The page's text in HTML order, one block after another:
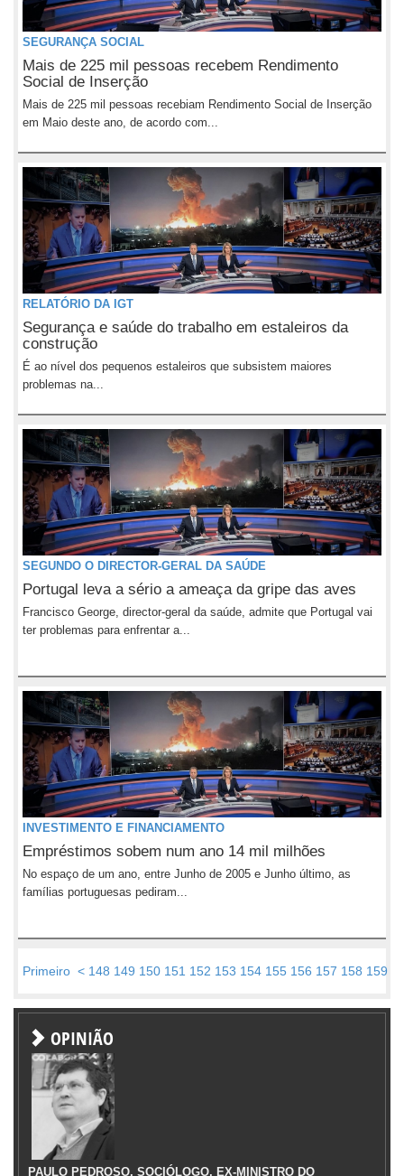
SEGURANÇA SOCIAL
Mais de 225 mil pessoas recebem Rendimento
Social de Inserção
Mais de 225 mil pessoas recebiam Rendimento Social de Inserção
em Maio deste ano, de acordo com...
RELATÓRIO DA IGT
Segurança e saúde do trabalho em estaleiros da
construção
É ao nível dos pequenos estaleiros que subsistem maiores
problemas na...
SEGUNDO O DIRECTOR-GERAL DA SAÚDE
Portugal leva a sério a ameaça da gripe das aves
Francisco George, director-geral da saúde, admite que Portugal vai
ter problemas para enfrentar a...
INVESTIMENTO E FINANCIAMENTO
Empréstimos sobem num ano 14 mil milhões
No espaço de um ano, entre Junho de 2005 e Junho último, as
famílias portuguesas pediram...
Primeiro < 148 149 150 151 152 153 154 155 156 157 158 159
OPINIÃO
PAULO PEDROSO, SOCIÓLOGO, EX-MINISTRO DO